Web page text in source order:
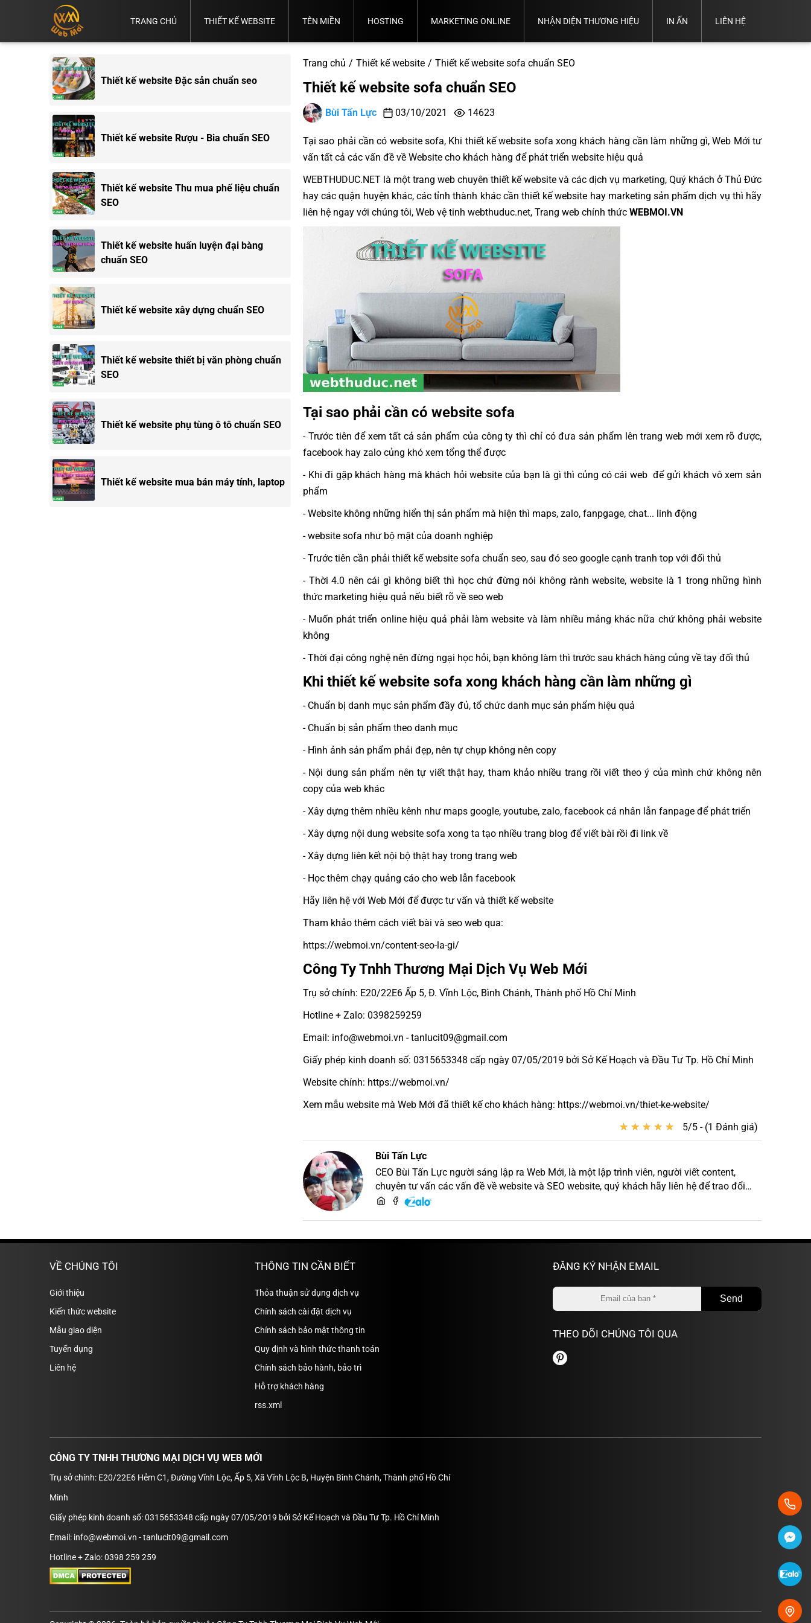
TRANG CHỦ THIẾT KẾ WEBSITE
Website
Thiết
Bình
Dương
Thiết
Bán
Hàng
Thiết
Chuẩn
SEO
Có
TP.HCM
TÊN MIỀN
Giá
Tên
Miền
Đăng
Ký
Tên
Miền.
Nghĩa
Tên
Miền
Chọn
Miền
Hợp
Thuận
Tên
Quốc
Tế
Định
Dụng
Miền
VN
HOSTING
Giá
Email
Sever
Dữ
Liệu.
Tư Vấn
Hosting
Hợp
MARKETING ONLINE
Marketing
Tổng Thể
Email
Marketing
Trị
Quản Trị
Fanpage
Tin
Truyền
Thống
Google
Banner
NHẬN DIỆN THƯƠNG HIỆU
ND
Thương
Kế
Thiết Kế
Catalogue
Hồ
Sơ
Kế
Name
Thiết
Thẻ
IN ẤN LIÊN HỆ
Trang chủ Thiết kế website Thiết kế website sofa chuẩn SEO
Thiết kế website sofa chuẩn SEO
Bùi Tấn Lực 03/10/2021 14623
Tại sao phải cần có website sofa, Khi thiết kế website sofa xong khách hàng cần làm những gì, Web Mới tư
vấn tất cả các vấn đề về Website cho khách hàng để phát triển website hiệu quả
WEBTHUDUC.NET là một trang web chuyên thiết kế website và các dịch vụ marketing, Quý khách ở Thủ Đức
hay các quận huyện khác, các tỉnh thành khác cần thiết kế website hay marketing sản phẩm dịch vụ thì hãy
liên hệ ngay với chúng tôi, Web vệ tinh webthuduc.net, Trang web chính thức WEBMOI.VN
Tại sao phải cần có website sofa
- Trước tiên để xem tất cả sản phẩm của công ty thì chỉ có đưa sản phẩm lên trang web mới xem rõ được,
facebook hay zalo củng khó xem tổng thể được
- Khi đi gặp khách hàng mà khách hỏi website của bạn là gì thì củng có cái web để gửi khách vô xem sản
phẩm
- Website không những hiển thị sản phẩm mà hiện thì maps, zalo, fanpgage, chat... linh động
- website sofa như bộ mặt của doanh nghiệp
- Trước tiên cần phải thiết kế website sofa chuẩn seo, sau đó seo google cạnh tranh top với đối thủ
- Thời 4.0 nên cái gì không biết thì học chứ đừng nói không rành website, website là 1 trong những hình
thức marketing hiệu quả nếu biết rõ về seo web
- Muốn phát triển online hiệu quả phải làm website và làm nhiều mảng khác nữa chứ không phải website
không
- Thời đại công nghệ nên đừng ngại học hỏi, bạn không làm thì trước sau khách hàng củng về tay đối thủ
Khi thiết kế website sofa xong khách hàng cần làm những gì
- Chuẩn bị danh mục sản phẩm đầy đủ, tổ chức danh mục sản phẩm hiệu quả
- Chuẩn bị sản phẩm theo danh mục
- Hình ảnh sản phẩm phải đẹp, nên tự chụp không nên copy
- Nội dung sản phẩm nên tự viết thật hay, tham khảo nhiều trang rồi viết theo ý của mình chứ không nên
copy của web khác
- Xây dựng thêm nhiều kênh như maps google, youtube, zalo, facebook cá nhân lẫn fanpage để phát triển
- Xây dựng nội dung website sofa xong ta tạo nhiều trang blog để viết bài rồi đi link về
- Xây dựng liên kết nội bộ thật hay trong trang web
- Học thêm chạy quảng cáo cho web lẫn facebook
Hãy liên hệ với Web Mới để được tư vấn và thiết kế website
Tham khảo thêm cách viết bài và seo web qua:
https://webmoi.vn/content-seo-la-gi/
Công Ty Tnhh Thương Mại Dịch Vụ Web Mới
Trụ sở chính: E20/22E6 Ấp 5, Đ. Vĩnh Lộc, Bình Chánh, Thành phố Hồ Chí Minh
Hotline + Zalo: 0398259259
Email: info@webmoi.vn - tanlucit09@gmail.com
Giấy phép kinh doanh số: 0315653348 cấp ngày 07/05/2019 bởi Sở Kế Hoạch và Đầu Tư Tp. Hồ Chí Minh
Website chính: https://webmoi.vn/
Xem mẫu website mà Web Mới đã thiết kế cho khách hàng: https://webmoi.vn/thiet-ke-website/
★ ★ ★ ★ ★
★ ★ ★ ★ ★ 5/5 - (1 Đánh giá)
Bùi Tấn Lực
CEO Bùi Tấn Lực người sáng lập ra Web Mới, là một lập trình viên, người viết content,
chuyên tư vấn các vấn đề về website và SEO website, quý khách hãy liên hệ để trao đổi
thiết kế website
Thiết kế website Đặc sản chuẩn seo
Thiết kế website Rượu - Bia chuẩn SEO
Thiết kế website Thu mua phế liệu chuẩn
SEO
Thiết kế website huấn luyện đại bàng
chuẩn SEO
Thiết kế website xây dựng chuẩn SEO
Thiết kế website thiết bị văn phòng chuẩn
SEO
Thiết kế website phụ tùng ô tô chuẩn SEO
Thiết kế website mua bán máy tính, laptop
VỀ CHÚNG TÔI
Giới thiệu
Kiến thức website
Mẫu giao diện
Tuyển dụng
Liên hệ
THÔNG TIN CẦN BIẾT
Thỏa thuận sử dụng dịch vụ
Chính sách cài đặt dịch vụ
Chính sách bảo mật thông tin
Quy định và hình thức thanh toán
Chính sách bảo hành, bảo trì
Hỗ trợ khách hàng
rss.xml
ĐĂNG KÝ NHẬN EMAIL
THEO DÕI CHÚNG TÔI QUA
CÔNG TY TNHH THƯƠNG MẠI DỊCH VỤ WEB MỚI
Trụ sở chính: E20/22E6 Hẻm C1, Đường Vĩnh Lộc, Ấp 5, Xã Vĩnh Lộc B, Huyện Bình Chánh, Thành phố Hồ Chí
Minh
Giấy phép kinh doanh số: 0315653348 cấp ngày 07/05/2019 bởi Sở Kế Hoạch và Đầu Tư Tp. Hồ Chí Minh
Email: info@webmoi.vn - tanlucit09@gmail.com
Hotline + Zalo: 0398 259 259